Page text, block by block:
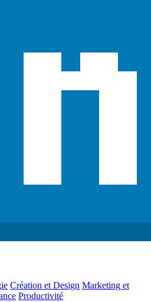
Création et Design Marketing et
Productivité